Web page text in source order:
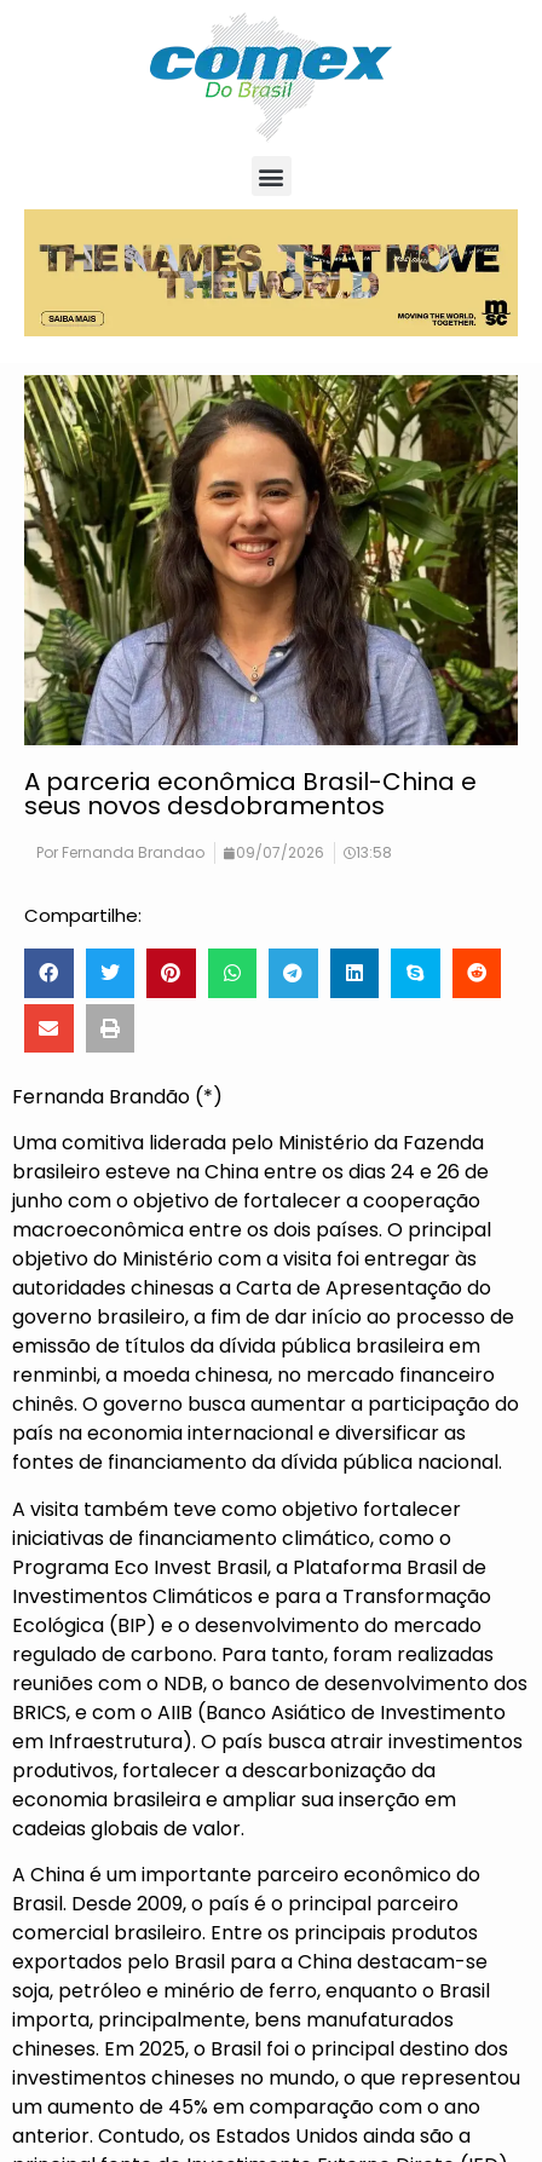
A parceria econômica Brasil-China e
seus novos desdobramentos
Por Fernanda Brandao 09/07/2026 13:58
Compartilhe:
Fernanda Brandão (*)
Uma comitiva liderada pelo Ministério da Fazenda
brasileiro esteve na China entre os dias 24 e 26 de
junho com o objetivo de fortalecer a cooperação
macroeconômica entre os dois países. O principal
objetivo do Ministério com a visita foi entregar às
autoridades chinesas a Carta de Apresentação do
governo brasileiro, a fim de dar início ao processo de
emissão de títulos da dívida pública brasileira em
renminbi, a moeda chinesa, no mercado financeiro
chinês. O governo busca aumentar a participação do
país na economia internacional e diversificar as
fontes de financiamento da dívida pública nacional.
A visita também teve como objetivo fortalecer
iniciativas de financiamento climático, como o
Programa Eco Invest Brasil, a Plataforma Brasil de
Investimentos Climáticos e para a Transformação
Ecológica (BIP) e o desenvolvimento do mercado
regulado de carbono. Para tanto, foram realizadas
reuniões com o NDB, o banco de desenvolvimento dos
BRICS, e com o AIIB (Banco Asiático de Investimento
em Infraestrutura). O país busca atrair investimentos
produtivos, fortalecer a descarbonização da
economia brasileira e ampliar sua inserção em
cadeias globais de valor.
A China é um importante parceiro econômico do
Brasil. Desde 2009, o país é o principal parceiro
comercial brasileiro. Entre os principais produtos
exportados pelo Brasil para a China destacam-se
soja, petróleo e minério de ferro, enquanto o Brasil
importa, principalmente, bens manufaturados
chineses. Em 2025, o Brasil foi o principal destino dos
investimentos chineses no mundo, o que representou
um aumento de 45% em comparação com o ano
anterior. Contudo, os Estados Unidos ainda são a